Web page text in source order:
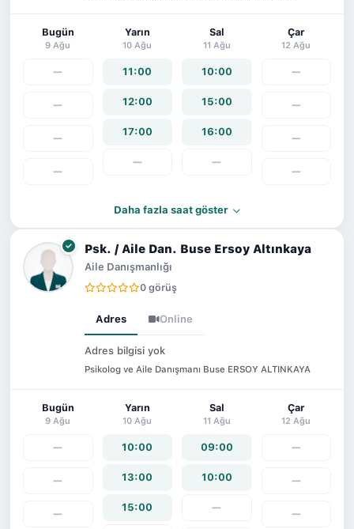
Bugün
9 Ağu
—
—
—
—
Yarın
10 Ağu
11:00
12:00
17:00
—
Sal
11 Ağu
10:00
15:00
16:00
—
Çar
12 Ağu
—
—
—
—
Daha fazla saat göster
Psk. / Aile Dan. Buse Ersoy Altınkaya
Aile Danışmanlığı
0 görüş
Adres Online
Adres bilgisi yok
Psikolog ve Aile Danışmanı Buse ERSOY ALTINKAYA
Bugün
9 Ağu
—
—
—
Yarın
10 Ağu
10:00
13:00
15:00
Sal
11 Ağu
09:00
10:00
—
Çar
12 Ağu
—
—
—